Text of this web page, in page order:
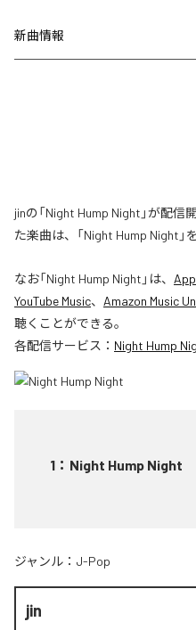
新曲情報
jinの「Night Hump Night」が配
た楽曲は、「Night Hump Night」
なお「Night Hump Night 」は、
YouTube Music、 Amazon Music
聴くことができる。
各配信サービス： Night Hump
1 ： Night Hump Night
ジャンル： J-Pop
jin